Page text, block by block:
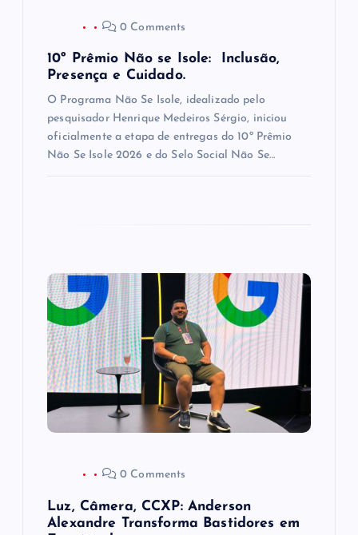
0 Comments
10º Prêmio Não se Isole: Inclusão,
Presença e Cuidado.
O Programa Não Se Isole, idealizado pelo
pesquisador Henrique Medeiros Sérgio, iniciou
oficialmente a etapa de entregas do 10º Prêmio
Não Se Isole 2026 e do Selo Social Não Se…
0 Comments
Luz, Câmera, CCXP: Anderson
Alexandre Transforma Bastidores em